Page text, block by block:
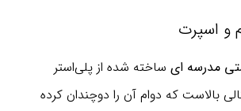
و اسپرت
مدرسه ای ساخته شده از پلی‌استر
بالاست که دوام آن را دوچندان کرده